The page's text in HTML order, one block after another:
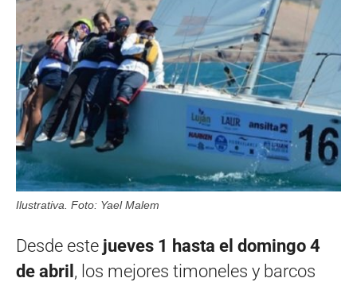
Ilustrativa. Foto: Yael Malem
Desde este jueves 1 hasta el domingo 4
de abril , los mejores timoneles y barcos